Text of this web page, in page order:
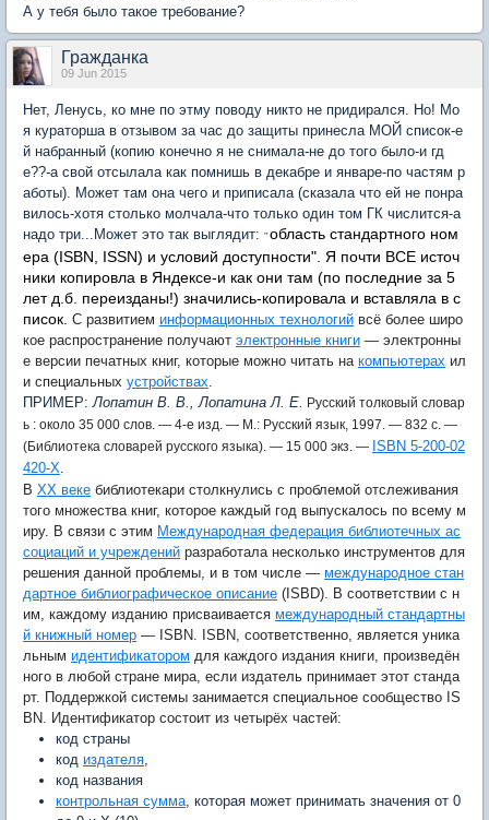
А у тебя было такое требование?
Гражданка
09 Jun 2015
Нет, Ленусь, ко мне по этму поводу никто не придирался. Но! Мо
я кураторша в отзывом за час до защиты принесла МОЙ список-е
й набранный (копию конечно я не снимала-не до того было-и гд
е??-а свой отсылала как помнишь в декабре и январе-по частям р
аботы). Может там она чего и приписала (сказала что ей не понра
вилось-хотя столько молчала-что только один том ГК числится-а
надо три...Может это так выглядит: " область стандартного ном
ера (ISBN ISSN) и условий доступности". Я почти ВСЕ источ
ники копировла в Яндексе-и как они там (по последние за 5
лет д.б. переизданы!) значились-копировала и вставляла в с
писок. С развитием информационных технологий всё более широ
кое распространение получают электронные книги — электронны
е версии печатных книг, которые можно читать на компьютерах ил
и специальных устройствах.
ПРИМЕР:Лопатин В. В., Лопатина Л. Е. Русский толковый словар
ь : около 35 000 слов. — 4-е изд. — М .: Русский язык, 1997. — 832 с. —
(Библиотека словарей русского языка). — 15 000 экз. — ISBN 5-200-02
420-X.
В XX веке библиотекари столкнулись с проблемой отслеживания
того множества книг, которое каждый год выпускалось по всему м
иру. В связи с этим Международная федерация библиотечных ас
социаций и учреждений разработала несколько инструментов для
решения данной проблемы, и в том числе — международное стан
дартное библиографическое описание (ISBD). В соответствии с н
им, каждому изданию присваивается международный стандартны
й книжный номер — ISBN. ISBN, соответственно, является уника
льным идентификатором для каждого издания книги, произведён
ного в любой стране мира, если издатель принимает этот станда
рт. Поддержкой системы занимается специальное сообщество IS
BN. Идентификатор состоит из четырёх частей:
код страны
код издателя,
код названия
контрольная сумма, которая может принимать значения от 0